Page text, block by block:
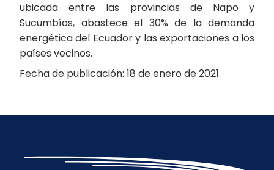
ubicada entre las provincias de Napo y
Sucumbíos, abastece el 30% de la demanda
energética del Ecuador y las exportaciones a los
países vecinos.
Fecha de publicación: 18 de enero de 2021.